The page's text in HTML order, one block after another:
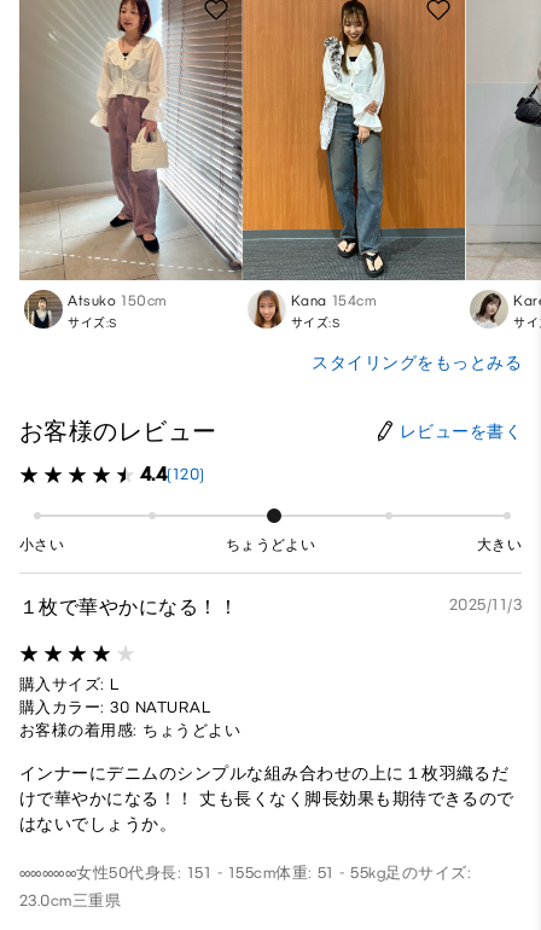
Atsuko 150cm
サイズ:S
Kana 154cm
サイズ:S サイ
スタイリングをもっとみる
お客様のレビュー レビューを書く
4.4(120)
小さい ちょうどよい 大きい
１枚で華やかになる！！ 2025/11/3
購入サイズ: L
購入カラー: 30 NATURAL
お客様の着用感: ちょうどよい
インナーにデニムのシンプルな組み合わせの上に１枚羽織るだ
けで華やかになる！！ 丈も長くなく脚長効果も期待できるので
はないでしょうか。
∞∞∞∞∞女性50代身長: 151 - 155cm体重: 51 - 55kg足のサイズ:
23.0cm三重県